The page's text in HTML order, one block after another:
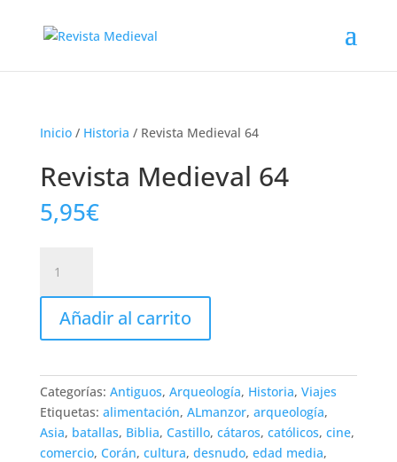
Inicio/ Historia / Revista Medieval 64
Revista Medieval 64
5,95€
Medieval
64
cantidad
Añadir al carrito
Categorías: Antiguos, Arqueología, Historia, Viajes
Etiquetas: alimentación, ALmanzor, arqueología,
Asia, batallas, Biblia, Castillo, cátaros, católicos, cine,
comercio, Corán, cultura, desnudo, edad media,